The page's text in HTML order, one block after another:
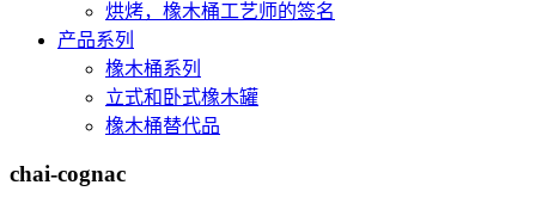
烘烤，橡木桶工艺师的签名
产品系列
橡木桶系列
立式和卧式橡木罐
橡木桶替代品
chai-cognac